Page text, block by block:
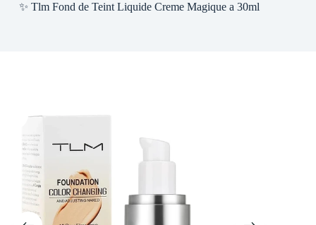
✨ Tlm Fond de Teint Liquide Creme Magique a 30ml